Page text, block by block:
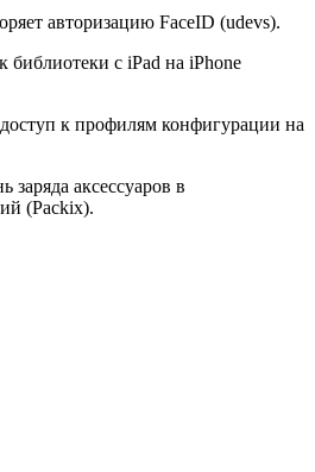
авторизацию FaceID (udevs).
библиотеки с iPad на iPhone
к профилям конфигурации на
заряда аксессуаров в
(Packix).